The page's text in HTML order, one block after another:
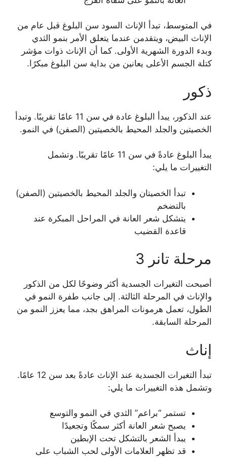
في المتوسط، تبدأ الإناث السود سن البلوغ قبل عام من
الإناث البيض، ويتقدمن عندما يتعلق الأمر بنمو الثدي
وبدء الدورة الشهرية الأولى. كما أن الإناث ذوات مؤشر
كتلة الجسم الأعلى يعانين من بداية سن البلوغ مبكرًا.
ذكور
عند الذكور، يبدأ البلوغ عادة في سن 11 عامًا تقريبًا. وتبدأ
الخصيتين والجلد المحيط بالخصيتين (الصفن) في النمو.
يبدأ البلوغ عادةً في سن 11 عامًا تقريبًا. وتشمل
التغييرات ما يلي:
تبدأ الخصيتان والجلد المحيط بالخصيتين (الصفن)
بالتضخم
يتشكل شعر العانة في المراحل المبكرة عند
قاعدة القضيب
مرحلة تانر 3
أصبحت التغيرات الجسدية أكثر وضوحًا لكل من الذكور
والإناث في المرحلة الثالثة. إلى جانب طفرة النمو في
الطول، تعمل هرمونات المراهق بجد، مما يعزز النمو من
المرحلة السابقة.
إناث
تبدأ التغيرات الجسدية عند الإناث عادةً بعد سن 12 عامًا.
وتشمل هذه التغييرات ما يلي:
تستمر “براعم” الثدي في النمو والتوسع
يصبح شعر العانة أكثر سمكًا وتجعيدًا
يبدأ الشعر بالتشكل تحت الإبطين
قد تظهر العلامات الأولى لحب الشباب على